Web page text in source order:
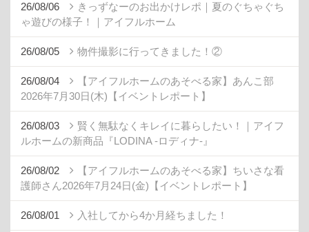
26/08/06
きっずなーのお出かけレポ｜夏のぐちゃぐち
ゃ遊びの様子！｜アイフルホーム
26/08/05 物件撮影に行ってきました！②
26/08/04
【アイフルホームのあそべる家】あんこ部
2026年7月30日(木)【イベントレポート】
26/08/03
賢く無駄なくキレイに暮らしたい！｜アイフ
ルホームの新商品『LODINA -ロディナ-』
26/08/02
【アイフルホームのあそべる家】ちいさな看
護師さん2026年7月24日(金)【イベントレポート】
26/08/01 入社してから4か月経ちました！